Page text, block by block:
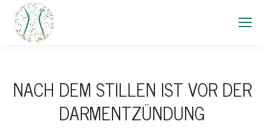
NACH DEM STILLEN IST VOR DER
DARMENTZÜNDUNG